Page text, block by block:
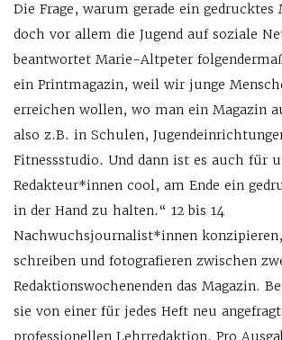
Die Frage, warum gerade ein gedrucktes
doch vor allem die Jugend auf soziale
beantwortet Marie-Altpeter
ein Printmagazin, weil wir junge
erreichen wollen, wo man ein Magazin
also z.B. in Schulen,
Fitnessstudio. Und dann ist es auch für
Redakteur*innen cool, am Ende ein
in der Hand zu halten.“ 12 bis 14
Nachwuchsjournalist*innen
schreiben und fotografieren zwischen
Redaktionswochenenden das Magazin.
sie von einer für jedes Heft neu
professionellen Lehrredaktion. Pro